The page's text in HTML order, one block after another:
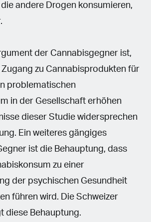
andere Drogen konsumieren,
der Cannabisgegner ist,
zu Cannabisprodukten für
problematischen
in der Gesellschaft erhöhen
dieser Studie widersprechen
Ein weiteres gängiges
ist die Behauptung, dass
zu einer
der psychischen Gesundheit
führen wird. Die Schweizer
diese Behauptung.